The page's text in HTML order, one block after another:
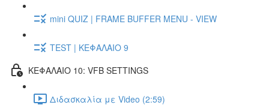
mini QUIZ | FRAME BUFFER MENU - VIEW
TEST | ΚΕΦΑΛΑΙΟ 9
ΚΕΦΑΛΑΙΟ 10: VFB SETTINGS
Διδασκαλία με Video (2:59)